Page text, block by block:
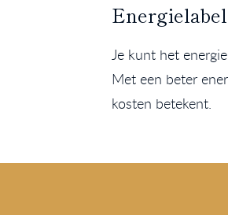
Je kunt het
Met een beter
kosten betekent.